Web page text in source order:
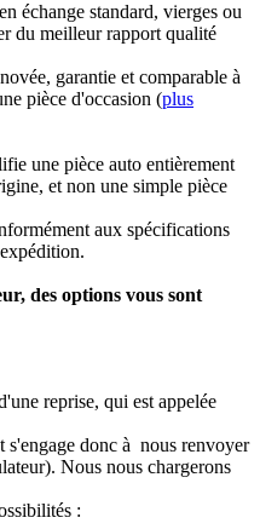
échange standard, vierges ou
du meilleur rapport qualité
garantie et comparable à
pièce d'occasion (plus
une pièce auto entièrement
et non une simple pièce
aux spécifications
des options vous sont
reprise, qui est appelée
s'engage donc à nous renvoyer
Nous nous chargerons
: